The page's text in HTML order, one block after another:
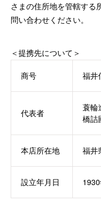
さまの住所地を管轄する
問い合わせください。
＜提携先について＞
商号 福井
代表者
蓑輪
橋詰
本店所在地 福井
設立年月日